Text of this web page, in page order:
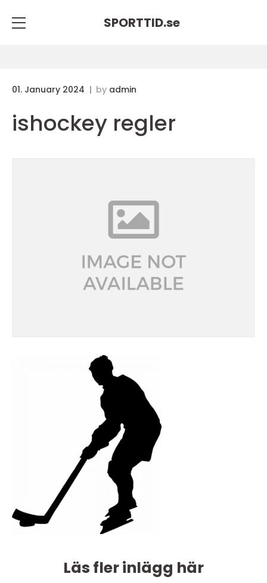
SPORTTID.se
01. January 2024 by admin
ishockey regler
Läs fler inlägg här